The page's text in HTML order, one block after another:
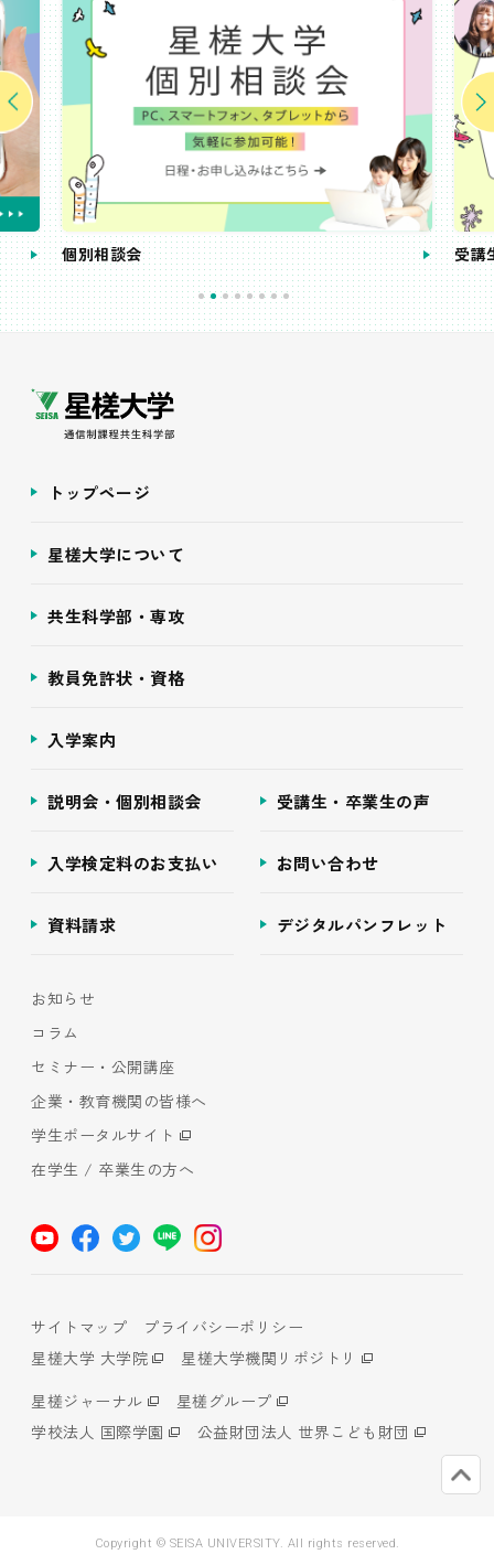
個別相談会 受講
トップページ
星槎大学について
共生科学部・専攻
教員免許状・資格
入学案内
説明会・個別相談会 受講生・卒業生の声
入学検定料のお支払い お問い合わせ
資料請求 デジタルパンフレット
お知らせ
コラム
セミナー・公開講座
企業・教育機関の皆様へ
学生ポータルサイト
在学生 / 卒業生の方へ
サイトマップ
プライバシーポリシー
星槎大学 大学院
星槎大学機関リポジトリ
星槎ジャーナル
星槎グループ
学校法人 国際学園
公益財団法人 世界こども財団
Copyright © SEISA UNIVERSITY. All rights reserved.